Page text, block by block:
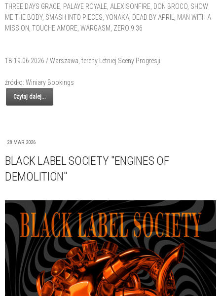
THREE DAYS GRACE, PALAYE ROYALE, ALEXISONFIRE, DON BROCO, SHOW
ME THE BODY, SMASH INTO PIECES, YONAKA, DEAD BY APRIL, MAN WITH A
MISSION, TOUCHE AMORE, WARGASM, ZERO 9:36
18-19.06.2026 / Warszawa, tereny Letniej Sceny Progresji
źródło: Winiary Bookings
Czytaj dalej...
28 MAR 2026
BLACK LABEL SOCIETY "ENGINES OF
DEMOLITION"